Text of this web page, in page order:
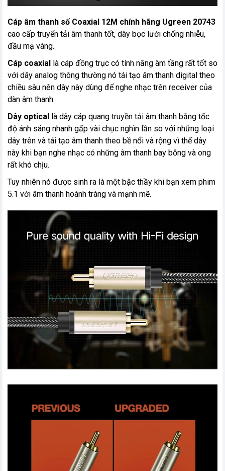
Cáp âm thanh số Coaxial 12M chính hãng Ugreen 20743
cao cấp truyển tải âm thanh tốt, dây bọc lưới chống nhiễu,
đầu mạ vàng.
Cáp coaxial là cáp đồng trục có tính năng âm tầng rất tốt so
với dây analog thông thường nó tái tạo âm thanh digital theo
chiều sâu nên dây này dùng để nghe nhạc trên receiver của
dàn âm thanh.
Dây optical là dây cáp quang truyền tải âm thanh bằng tốc
độ ánh sáng nhanh gấp vài chục nghìn lần so với những loại
dây trên và tái tạo âm thanh theo bề nổi và rộng vì thế dây
này khi bạn nghe nhạc có những âm thanh bay bỗng và ong
rất khó chịu.
Tuy nhiên nó được sinh ra là một bậc thầy khi bạn xem phim
5.1 với âm thanh hoành tráng và mạnh mẽ.